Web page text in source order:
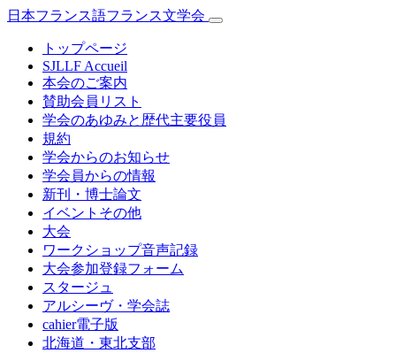
日本フランス語フランス文学会
トップページ
SJLLF Accueil
本会のご案内
賛助会員リスト
学会のあゆみと歴代主要役員
規約
学会からのお知らせ
学会員からの情報
新刊・博士論文
イベントその他
大会
ワークショップ音声記録
大会参加登録フォーム
スタージュ
アルシーヴ・学会誌
cahier電子版
北海道・東北支部